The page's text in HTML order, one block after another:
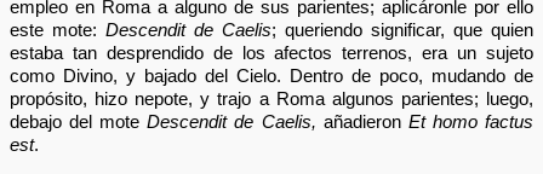
empleo en Roma a alguno de sus parientes; aplicáronle por ello
este mote:Descendit de Caelis; queriendo significar, que quien
estaba tan desprendido de los afectos terrenos, era un sujeto
como Divino, y bajado del Cielo. Dentro de poco, mudando de
propósito, hizo nepote, y trajo a Roma algunos parientes; luego,
debajo del moteDescendit de Caelis, añadieron Et homo factus
est.